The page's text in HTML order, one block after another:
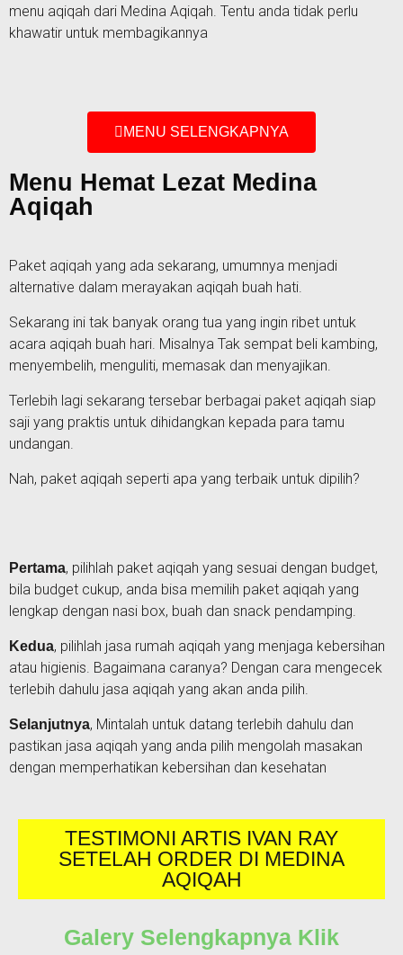
menu aqiqah dari Medina Aqiqah. Tentu anda tidak perlu
khawatir untuk membagikannya
MENU SELENGKAPNYA
Menu Hemat Lezat Medina
Aqiqah
Paket aqiqah yang ada sekarang, umumnya menjadi
alternative dalam merayakan aqiqah buah hati.
Sekarang ini tak banyak orang tua yang ingin ribet untuk
acara aqiqah buah hari. Misalnya Tak sempat beli kambing,
menyembelih, menguliti, memasak dan menyajikan.
Terlebih lagi sekarang tersebar berbagai paket aqiqah siap
saji yang praktis untuk dihidangkan kepada para tamu
undangan.
Nah, paket aqiqah seperti apa yang terbaik untuk dipilih?
Pertama, pilihlah paket aqiqah yang sesuai dengan budget,
bila budget cukup, anda bisa memilih paket aqiqah yang
lengkap dengan nasi box, buah dan snack pendamping.
Kedua, pilihlah jasa rumah aqiqah yang menjaga kebersihan
atau higienis. Bagaimana caranya? Dengan cara mengecek
terlebih dahulu jasa aqiqah yang akan anda pilih.
Selanjutnya, Mintalah untuk datang terlebih dahulu dan
pastikan jasa aqiqah yang anda pilih mengolah masakan
dengan memperhatikan kebersihan dan kesehatan
TESTIMONI ARTIS IVAN RAY
SETELAH ORDER DI MEDINA
AQIQAH
Galery Selengkapnya Klik